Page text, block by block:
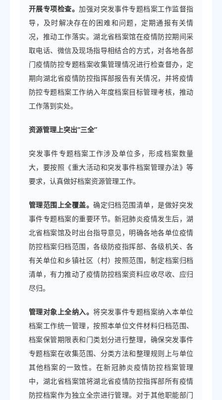
开展专项检查。加强对突发事件专题档案工作监督指
导，及时解决存在的困难和问题，定期通报有关情
况，推动工作落实。湖北省档案馆在疫情防控期间采
取电话、微信及现场指导相结合的方式，对各地各部
门疫情防控专题档案收集管理情况进行检查督办，定
期向湖北省疫情防控指挥部报告有关情况，并将疫情
防控专题档案工作纳入年度档案目标管理考核，推动
工作落到实处。
资源管理上突出“三全”
突发事件专题档案工作涉及单位多，形成档案数量
大，要按照《重大活动和突发事件档案管理办法》等
要求，认真做好档案资源管理工作。
管理范围上全覆盖。确定归档范围清单，是做好突发
事件专题档案的重要环节。新冠肺炎疫情发生后，湖
北省档案馆及时出台指导意见，明确各地各单位疫情
防控档案归档范围，各级防疫指挥部、各级机关、各
有关单位和乡镇社区（村）按照范围，制定档案归档
清单，有力推动了疫情防控档案资料应收尽收、应归
尽归。
管理对象上全纳入。将突发事件专题档案纳入本单位
档案工作统一管理，按照本单位文件材料归档范围、
档案保管期限表和门类划分进行整理，确保突发事件
专题档案在收集范围、分类方法和整理规则上与单位
其他档案的一致性。在新冠肺炎疫情防控档案管理
中，湖北省档案馆将湖北省疫情防控指挥部所有疫情
防控档案作为独立全宗进行管理。对于其他职能部门